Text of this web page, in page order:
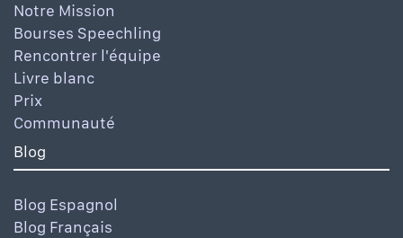
Notre Mission
Bourses Speechling
Rencontrer l'équipe
Livre blanc
Prix
Communauté
Blog
Blog Espagnol
Blog Français